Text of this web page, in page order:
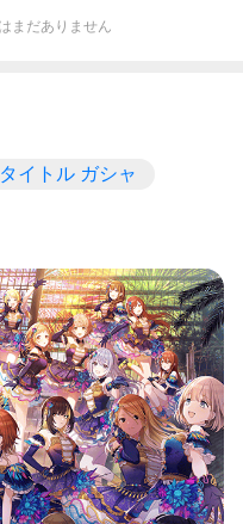
まだありません
タイトル ガシャ